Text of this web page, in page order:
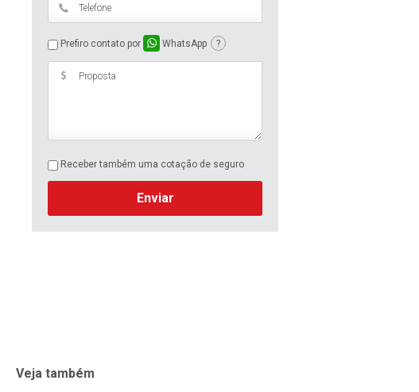
Prefiro contato por WhatsApp ?
Receber também uma cotação de seguro
Enviar
Veja também